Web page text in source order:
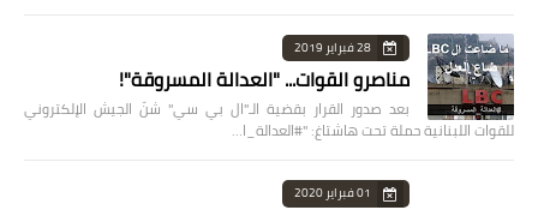
28 فبراير 2019
مناصرو القوات... "العدالة المسروقة"!
بعد صدور القرار بقضية الـ"ال بي سي" شنّ الجيش الإلكتروني
للقوات اللبنانية حملة تحت هاشتاغ: "#العدالة_ا…
01 فبراير 2020